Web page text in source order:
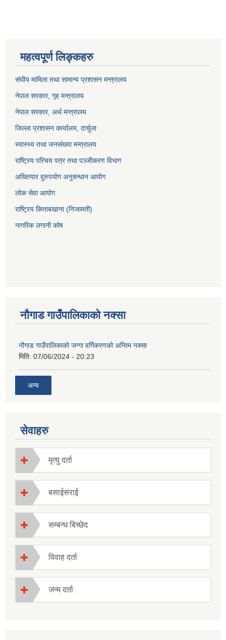
महत्वपूर्ण लिङ्कहरु
संघीय मामिला तथा सामान्य प्रशासन मन्त्रालय
नेपाल सरकार, गृह मन्त्रालय
नेपाल सरकार, अर्थ मन्त्रालय
जिल्ला प्रशासन कार्यालय, दार्चुला
स्वास्थ्य तथा जनसंख्या मन्त्रालय
राष्ट्रिय परिचय पत्र तथा पञ्जीकरण विभाग
अख्तियार दुरुपयोग अनुसन्धान आयोग
लोक सेवा आयोग
राष्ट्रिय किताबखाना (निजामती)
नागरिक लगानी कोष
नौगाड गाउँपालिकाको नक्सा
नौगाड गाउँपालिकाको जग्गा वर्गिकरणको अन्तिम नक्सा
मिति: 07/06/2024 - 20:23
अन्य
सेवाहरु
मृत्यु दर्ता
बसाईसराई
सम्बन्ध बिच्छेद
विवाह दर्ता
जन्म दर्ता